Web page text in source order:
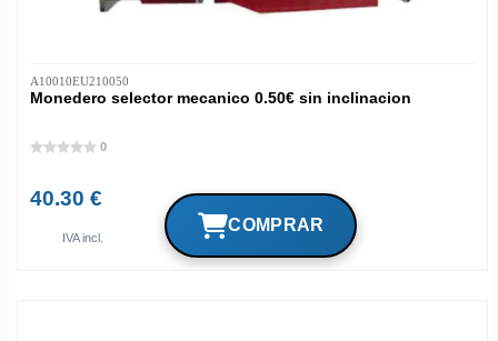
A10010EU210050
Monedero selector mecanico 0.50€ sin inclinacion
0
40.30 €
IVA incl.